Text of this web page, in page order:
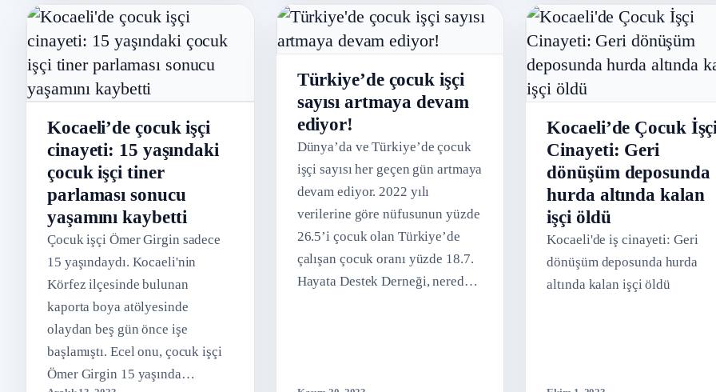
Kocaeli’de çocuk işçi
cinayeti: 15 yaşındaki
çocuk işçi tiner
parlaması sonucu
yaşamını kaybetti
Çocuk işçi Ömer Girgin sadece
15 yaşındaydı. Kocaeli'nin
Körfez ilçesinde bulunan
kaporta boya atölyesinde
olaydan beş gün önce işe
başlamıştı. Ecel onu, çocuk işçi
Ömer Girgin 15 yaşında
Türkiye’de çocuk işçi
sayısı artmaya devam
ediyor!
Dünya’da ve Türkiye’de çocuk
işçi sayısı her geçen gün artmaya
devam ediyor. 2022 yılı
verilerine göre nüfusunun yüzde
26.5’i çocuk olan Türkiye’de
çalışan çocuk oranı yüzde 18.7.
Hayata Destek Derneği, nerede
Kocaeli’de Çocuk
Cinayeti: Geri
dönüşüm deposunda
hurda altında kalan
işçi öldü
Kocaeli'de iş cinayeti: Geri
dönüşüm deposunda hurda
altında kalan işçi öldü